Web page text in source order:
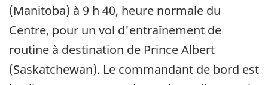
(Manitoba) à 9 h 40, heure normale du
Centre, pour un vol d'entraînement de
routine à destination de Prince Albert
(Saskatchewan). Le commandant de bord est